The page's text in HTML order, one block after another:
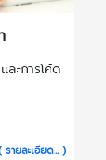
ะการโค้ด
รายละเอียด... )